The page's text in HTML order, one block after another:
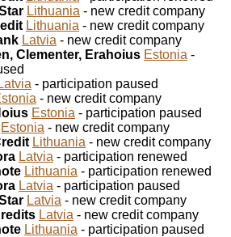
Lithuania - new credit company
Lithuania - new credit company
Latvia - new credit company
Clementer, Erahoius Estonia -
Latvia - participation paused
- new credit company
Estonia - participation paused
Estonia - new credit company
Lithuania - new credit company
Latvia - participation renewed
Lithuania - participation renewed
Latvia - participation paused
Latvia - new credit company
Latvia - new credit company
Lithuania - participation paused